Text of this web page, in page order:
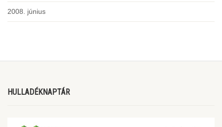
2008. június
HULLADÉKNAPTÁR